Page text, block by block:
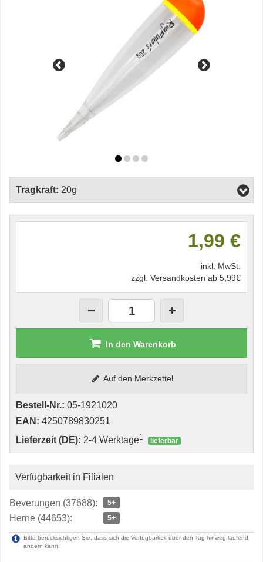
Tragkraft: 20g
1,99 €
inkl. MwSt.
zzgl. Versandkosten ab 5,99€
In den Warenkorb
Auf den Merkzettel
Bestell-Nr.: 05-1921020
EAN: 4250789830251
Lieferzeit (DE): 2-4 Werktage1 lieferbar
Verfügbarkeit in Filialen
Beverungen (37688): 5+
Herne (44653): 5+
Bitte berücksichtigen Sie, dass sich die Verfügbarkeit über den Tag hinweg laufend
ändern kann.